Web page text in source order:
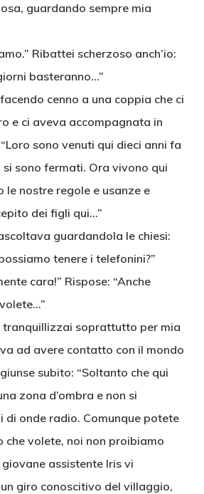
guardando sempre mia
Ribattei scherzoso anch’io:
basteranno…”
cenno a una coppia che ci
e ci aveva accompagnata in
sono venuti qui dieci anni fa
sono fermati. Ora vivono qui
le nostre regole e usanze e
dei figli qui…”
guardandola le chiesi:
tenere i telefonini?”
cara!” Rispose: “Anche
tranquillizzai soprattutto per mia
ad avere contatto con il mondo
subito: “Soltanto che qui
zona d’ombra e non si
di onde radio. Comunque potete
che volete, noi non proibiamo
assistente Iris vi
giro conoscitivo del villaggio,